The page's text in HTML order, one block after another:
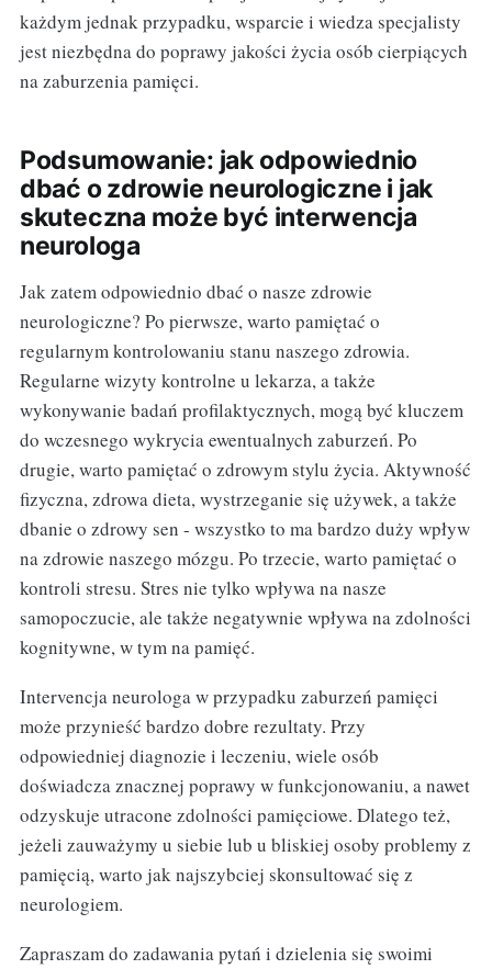
każdym jednak przypadku, wsparcie i wiedza specjalisty
jest niezbędna do poprawy jakości życia osób cierpiących
na zaburzenia pamięci.
Podsumowanie: jak odpowiednio
dbać o zdrowie neurologiczne i jak
skuteczna może być interwencja
neurologa
Jak zatem odpowiednio dbać o nasze zdrowie
neurologiczne? Po pierwsze, warto pamiętać o
regularnym kontrolowaniu stanu naszego zdrowia.
Regularne wizyty kontrolne u lekarza, a także
wykonywanie badań profilaktycznych, mogą być kluczem
do wczesnego wykrycia ewentualnych zaburzeń. Po
drugie, warto pamiętać o zdrowym stylu życia. Aktywność
fizyczna, zdrowa dieta, wystrzeganie się używek, a także
dbanie o zdrowy sen - wszystko to ma bardzo duży wpływ
na zdrowie naszego mózgu. Po trzecie, warto pamiętać o
kontroli stresu. Stres nie tylko wpływa na nasze
samopoczucie, ale także negatywnie wpływa na zdolności
kognitywne, w tym na pamięć.
Intervencja neurologa w przypadku zaburzeń pamięci
może przynieść bardzo dobre rezultaty. Przy
odpowiedniej diagnozie i leczeniu, wiele osób
doświadcza znacznej poprawy w funkcjonowaniu, a nawet
odzyskuje utracone zdolności pamięciowe. Dlatego też,
jeżeli zauważymy u siebie lub u bliskiej osoby problemy z
pamięcią, warto jak najszybciej skonsultować się z
neurologiem.
Zapraszam do zadawania pytań i dzielenia się swoimi